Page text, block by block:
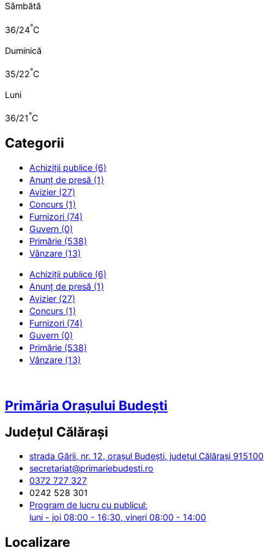
Sâmbătă
36/24°C
Duminică
35/22°C
Luni
36/21°C
Categorii
Achiziții publice (6)
Anunț de presă (1)
Avizier (27)
Concurs (1)
Furnizori (74)
Guvern (0)
Primărie (538)
Vânzare (13)
Achiziții publice (6)
Anunț de presă (1)
Avizier (27)
Concurs (1)
Furnizori (74)
Guvern (0)
Primărie (538)
Vânzare (13)
Primăria Orașului Budești
Județul Călărași
strada Gării, nr. 12, orașul Budești, județul Călărași 915100
secretariat@primariebudesti.ro
0372 727 327
0242 528 301
Program de lucru cu publicul:
luni - joi 08:00 - 16:30, vineri 08:00 - 14:00
Localizare